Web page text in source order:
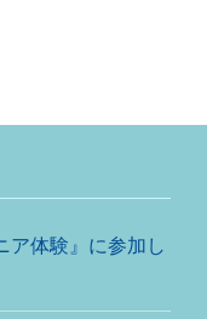
ア体験』に参加し